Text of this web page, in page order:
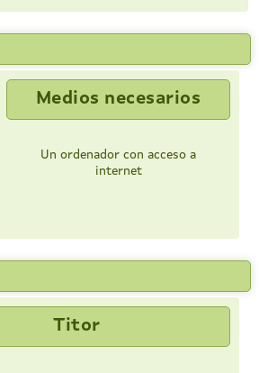
Medios necesarios
Un ordenador con acceso a
internet
Titor